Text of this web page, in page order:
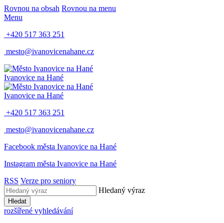
Rovnou na obsah Rovnou na menu
Menu
+420 517 363 251
mesto@ivanovicenahane.cz
Ivanovice na Hané
Ivanovice na Hané
+420 517 363 251
mesto@ivanovicenahane.cz
Facebook města Ivanovice na Hané
Instagram města Ivanovice na Hané
RSS Verze pro seniory
Hledaný výraz
Hledat
rozšířené vyhledávání